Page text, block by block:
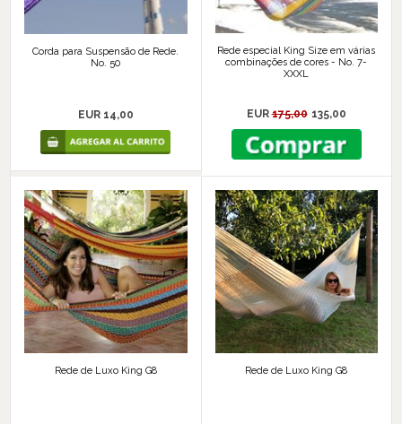
Corda para Suspensão de Rede.
No. 50
EUR 14,00
Rede especial King Size em várias
combinações de cores - No. 7-
XXXL
EUR175,00 135,00
Rede de Luxo King G8 Rede de Luxo King G8